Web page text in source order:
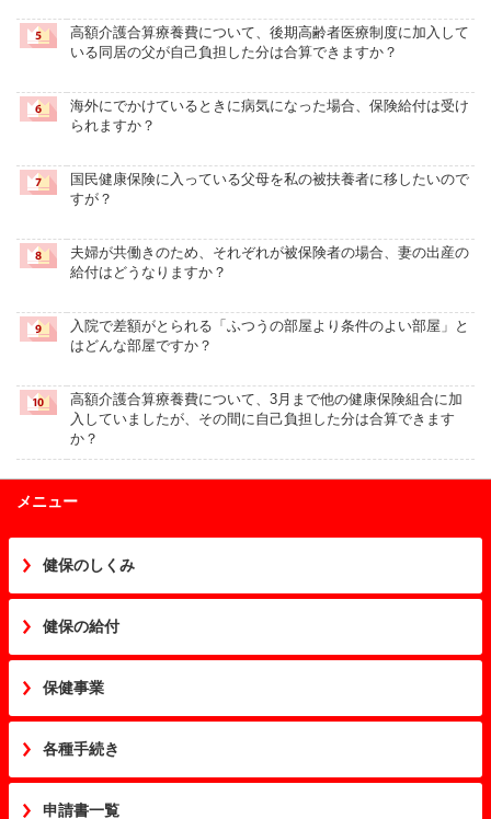
高額介護合算療養費について、後期高齢者医療制度に加入して
いる同居の父が自己負担した分は合算できますか？
海外にでかけているときに病気になった場合、保険給付は受け
られますか？
国民健康保険に入っている父母を私の被扶養者に移したいので
すが？
夫婦が共働きのため、それぞれが被保険者の場合、妻の出産の
給付はどうなりますか？
入院で差額がとられる「ふつうの部屋より条件のよい部屋」と
はどんな部屋ですか？
高額介護合算療養費について、3月まで他の健康保険組合に加
入していましたが、その間に自己負担した分は合算できます
か？
メニュー
健保のしくみ
健保の給付
保健事業
各種手続き
申請書一覧